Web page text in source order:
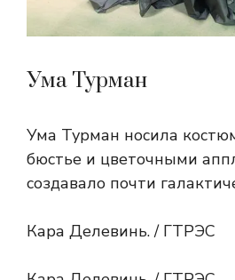
Ума Турман
Ума Турман носила
бюстье и цветочными
создавало почти
Кара Делевинь. / ГТРЭС